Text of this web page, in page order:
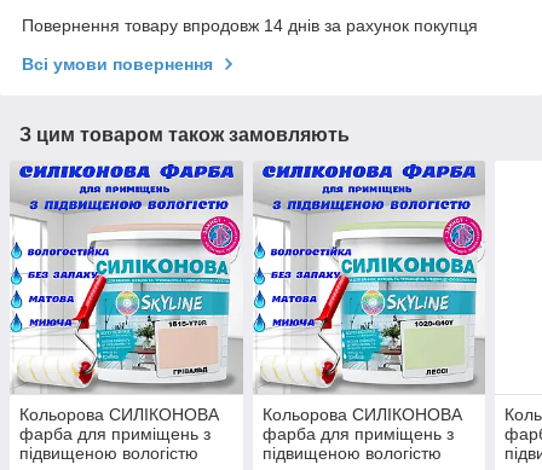
Повернення товару впродовж 14 днів за рахунок покупця
Всі умови повернення
З цим товаром також замовляють
Кольорова СИЛІКОНОВА
фарба для приміщень з
підвищеною вологістю
Кольорова СИЛІКОНОВА
фарба для приміщень з
підвищеною вологістю